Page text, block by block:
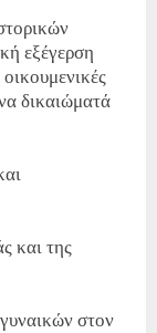
εξέγερση
δικαιώματά
και της
στον